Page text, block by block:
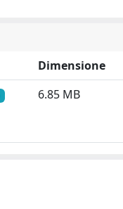
Dimensione
6.85 MB